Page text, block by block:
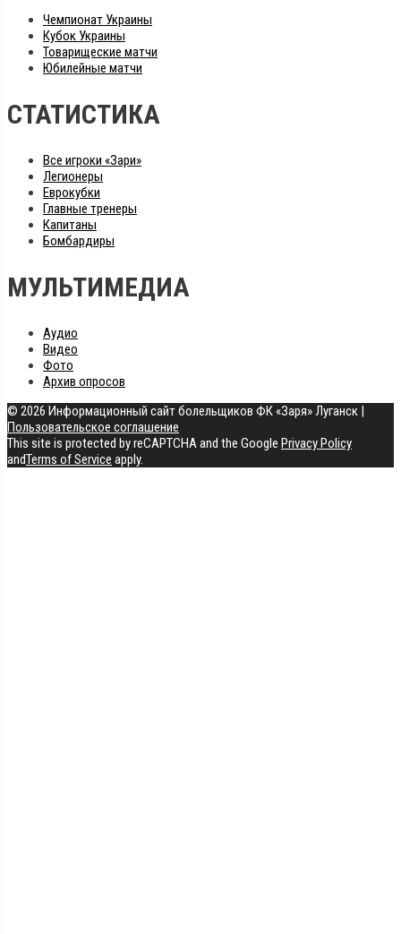
Чемпионат Украины
Кубок Украины
Товарищеские матчи
Юбилейные матчи
СТАТИСТИКА
Все игроки «Зари»
Легионеры
Еврокубки
Главные тренеры
Капитаны
Бомбардиры
МУЛЬТИМЕДИА
Аудио
Видео
Фото
Архив опросов
© 2026 Информационный сайт болельщиков ФК «Заря» Луганск |
Пользовательское соглашение
This site is protected by reCAPTCHA and the Google Privacy Policy
andTerms of Service apply.